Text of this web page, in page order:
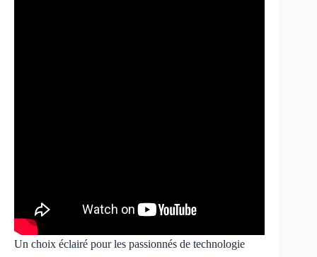
Un choix éclairé pour les passionnés de technologie